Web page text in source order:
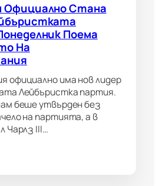
Официално Стана
Поема
На
официално има нов лидер
Лейбъристка партия.
беше утвърден без
на партията, а в
Чарлз III…